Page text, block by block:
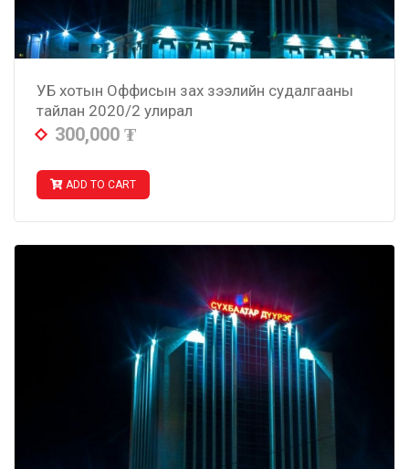
УБ хотын Оффисын зах зээлийн судалгааны
тайлан 2020/2 улирал
300,000 ₮
ADD TO CART